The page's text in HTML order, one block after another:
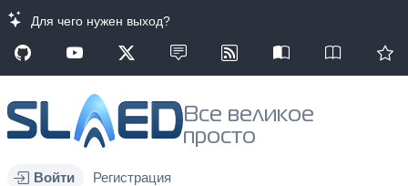
Для чего нужен выход?
Все великое
просто
Войти Регистрация